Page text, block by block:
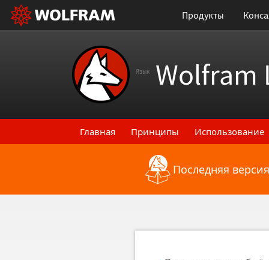
Продукты
Язык Wolfram
Главная Принципы Использование
Назад к последнимПоследняя